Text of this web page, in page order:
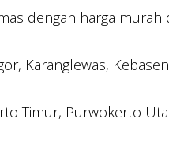
dengan harga
Karanglewas,
Timur, Purwokerto